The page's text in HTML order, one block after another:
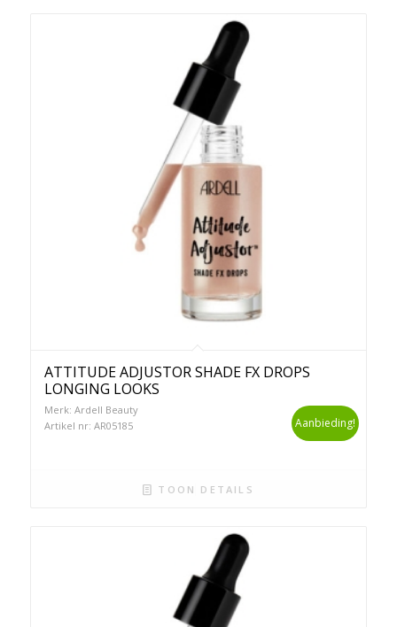
ATTITUDE ADJUSTOR SHADE FX DROPS
LONGING LOOKS
Merk: Ardell Beauty
Artikel nr: AR05185
Aanbieding!
TOON DETAILS